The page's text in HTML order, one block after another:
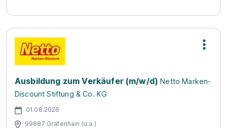
Ausbildung zum Verkäufer (m/w/d) Netto Marken-
Discount Stiftung & Co. KG
01.08.2026
99887 Gräfenhain (u.a.)